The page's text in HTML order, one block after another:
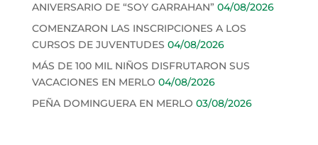
ANIVERSARIO DE “SOY GARRAHAN” 04/08/2026
COMENZARON LAS INSCRIPCIONES A LOS
CURSOS DE JUVENTUDES 04/08/2026
MÁS DE 100 MIL NIÑOS DISFRUTARON SUS
VACACIONES EN MERLO 04/08/2026
PEÑA DOMINGUERA EN MERLO 03/08/2026